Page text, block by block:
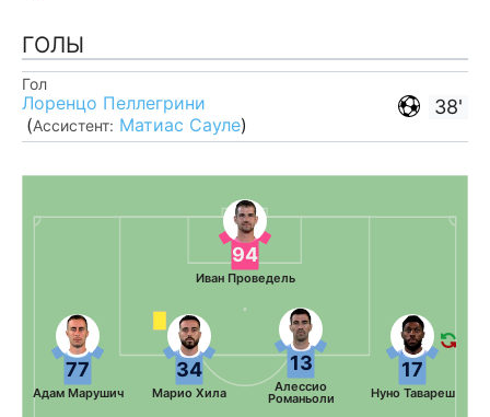
ГОЛЫ
38'
Гол
Лоренцо Пеллегрини
(Ассистент: Матиас Сауле)
94
Иван Проведель
17
Нуно Тавареш
13
Алессио
Романьоли
34
Марио Хила
77
Адам Марушич